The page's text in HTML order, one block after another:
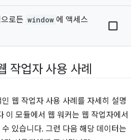
로든 window 에 액세스
작업자 사용 사례
웹 작업자 사용 사례를 자세히 설명
이 모듈에서 웹 워커는 웹 작업자에서
있습니다. 그런 다음 해당 데이터는